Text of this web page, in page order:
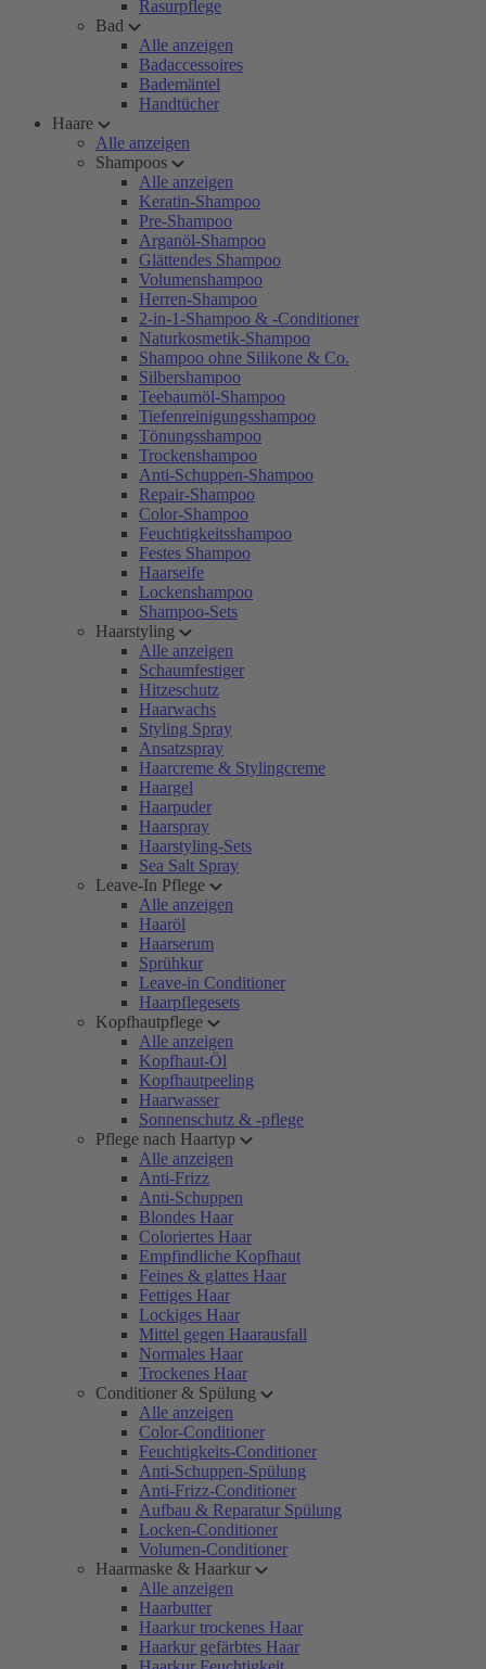
Rasurpflege
Bad
Alle anzeigen
Badaccessoires
Bademäntel
Handtücher
Haare
Alle anzeigen
Shampoos
Alle anzeigen
Keratin-Shampoo
Pre-Shampoo
Arganöl-Shampoo
Glättendes Shampoo
Volumenshampoo
Herren-Shampoo
2-in-1-Shampoo & -Conditioner
Naturkosmetik-Shampoo
Shampoo ohne Silikone & Co.
Silbershampoo
Teebaumöl-Shampoo
Tiefenreinigungsshampoo
Tönungsshampoo
Trockenshampoo
Anti-Schuppen-Shampoo
Repair-Shampoo
Color-Shampoo
Feuchtigkeitsshampoo
Festes Shampoo
Haarseife
Lockenshampoo
Shampoo-Sets
Haarstyling
Alle anzeigen
Schaumfestiger
Hitzeschutz
Haarwachs
Styling Spray
Ansatzspray
Haarcreme & Stylingcreme
Haargel
Haarpuder
Haarspray
Haarstyling-Sets
Sea Salt Spray
Leave-In Pflege
Alle anzeigen
Haaröl
Haarserum
Sprühkur
Leave-in Conditioner
Haarpflegesets
Kopfhautpflege
Alle anzeigen
Kopfhaut-Öl
Kopfhautpeeling
Haarwasser
Sonnenschutz & -pflege
Pflege nach Haartyp
Alle anzeigen
Anti-Frizz
Anti-Schuppen
Blondes Haar
Coloriertes Haar
Empfindliche Kopfhaut
Feines & glattes Haar
Fettiges Haar
Lockiges Haar
Mittel gegen Haarausfall
Normales Haar
Trockenes Haar
Conditioner & Spülung
Alle anzeigen
Color-Conditioner
Feuchtigkeits-Conditioner
Anti-Schuppen-Spülung
Anti-Frizz-Conditioner
Aufbau & Reparatur Spülung
Locken-Conditioner
Volumen-Conditioner
Haarmaske & Haarkur
Alle anzeigen
Haarbutter
Haarkur trockenes Haar
Haarkur gefärbtes Haar